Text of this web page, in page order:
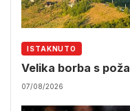
ISTAKNUTO
Velika borba s
07/08/2026